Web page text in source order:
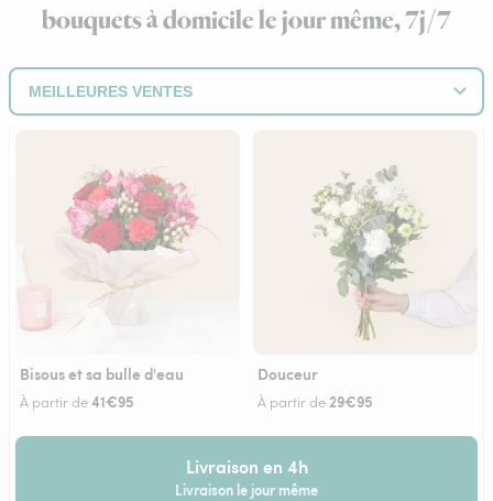
bouquets à domicile le jour même, 7j/7
Bisous et sa bulle d'eau
À partir de41€95
Douceur
À partir de29€95
Livraison en 4h
Livraison le jour même